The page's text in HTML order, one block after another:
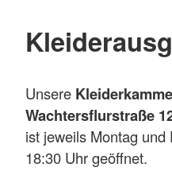
Unsere
Wachtersflurstraße
ist jeweils Montag
18:30 Uhr geöffnet.